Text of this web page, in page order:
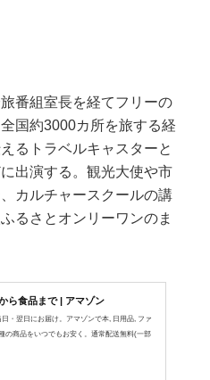
番組室長を経てフリーの
国約3000カ所を旅する経
るトラベルキャスターと
出演する。観光大使や市
カルチャースクールの講
るさとオンリーワンのま
ら食品まで | アマゾン
・翌日にお届け。アマゾンで本, 日用品, ファ
の商品をいつでもお安く。通常配送無料(一部